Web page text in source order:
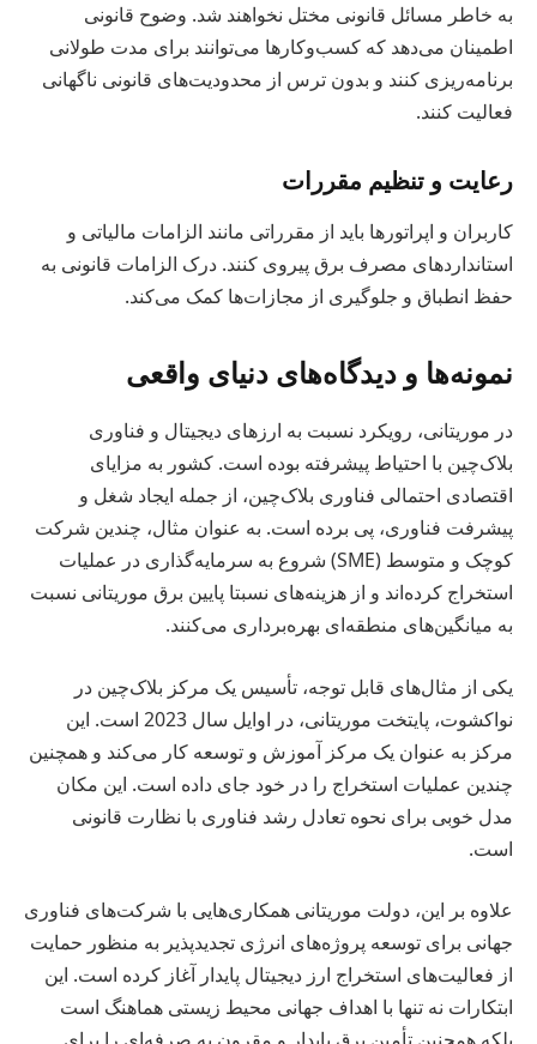
به خاطر مسائل قانونی مختل نخواهند شد. وضوح قانونی
اطمینان می‌دهد که کسب‌وکارها می‌توانند برای مدت طولانی
برنامه‌ریزی کنند و بدون ترس از محدودیت‌های قانونی ناگهانی
فعالیت کنند.
رعایت و تنظیم مقررات
کاربران و اپراتورها باید از مقرراتی مانند الزامات مالیاتی و
استانداردهای مصرف برق پیروی کنند. درک الزامات قانونی به
حفظ انطباق و جلوگیری از مجازات‌ها کمک می‌کند.
نمونه‌ها و دیدگاه‌های دنیای واقعی
در موریتانی، رویکرد نسبت به ارزهای دیجیتال و فناوری
بلاک‌چین با احتیاط پیشرفته بوده است. کشور به مزایای
اقتصادی احتمالی فناوری بلاک‌چین، از جمله ایجاد شغل و
پیشرفت فناوری، پی برده است. به عنوان مثال، چندین شرکت
کوچک و متوسط (SME) شروع به سرمایه‌گذاری در عملیات
استخراج کرده‌اند و از هزینه‌های نسبتا پایین برق موریتانی نسبت
به میانگین‌های منطقه‌ای بهره‌برداری می‌کنند.
یکی از مثال‌های قابل توجه، تأسیس یک مرکز بلاک‌چین در
نواکشوت، پایتخت موریتانی، در اوایل سال 2023 است. این
مرکز به عنوان یک مرکز آموزش و توسعه کار می‌کند و همچنین
چندین عملیات استخراج را در خود جای داده است. این مکان
مدل خوبی برای نحوه تعادل رشد فناوری با نظارت قانونی
است.
علاوه بر این، دولت موریتانی همکاری‌هایی با شرکت‌های فناوری
جهانی برای توسعه پروژه‌های انرژی تجدیدپذیر به منظور حمایت
از فعالیت‌های استخراج ارز دیجیتال پایدار آغاز کرده است. این
ابتکارات نه تنها با اهداف جهانی محیط زیستی هماهنگ است